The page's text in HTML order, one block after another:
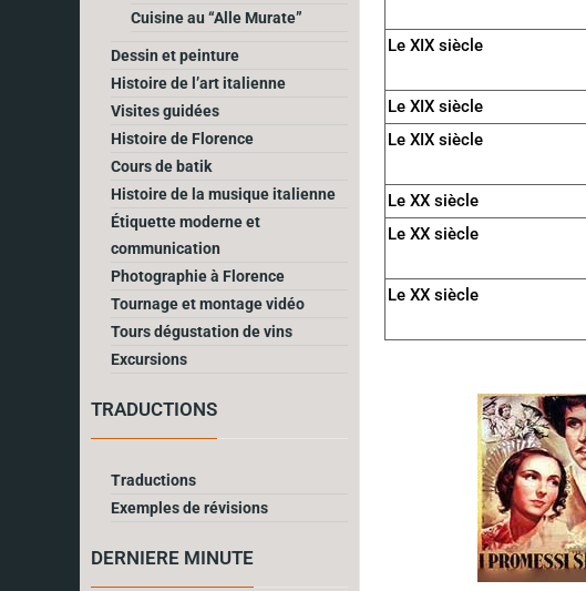
Cuisine au “Alle Murate”
Dessin et peinture
Histoire de l’art italienne
Visites guidées
Histoire de Florence
Cours de batik
Histoire de la musique italienne
Étiquette moderne et
communication
Photographie à Florence
Tournage et montage vidéo
Tours dégustation de vins
Excursions
TRADUCTIONS
Traductions
Exemples de révisions
DERNIERE MINUTE
Le XIX siècle
Le XIX siècle
Le XIX siècle
Le XX siècle
Le XX siècle
Le XX siècle